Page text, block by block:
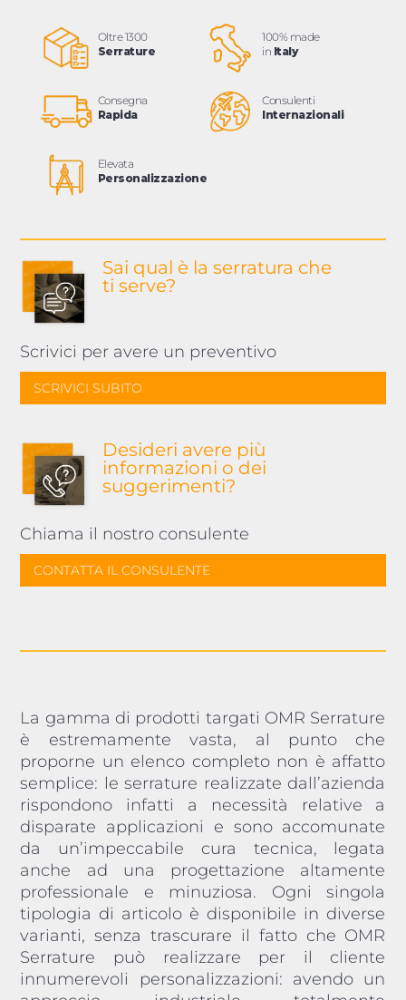
Oltre 1300
Serrature
100% made
in Italy
Consegna
Rapida
Consulenti
Internazionali
Elevata
Personalizzazione
Sai qual è la serratura che
ti serve?
Scrivici per avere un preventivo
SCRIVICI SUBITO
Desideri avere più
informazioni o dei
suggerimenti?
Chiama il nostro consulente
CONTATTA IL CONSULENTE
La gamma di prodotti targati OMR Serrature
è estremamente vasta, al punto che
proporne un elenco completo non è affatto
semplice: le serrature realizzate dall’azienda
rispondono infatti a necessità relative a
disparate applicazioni e sono accomunate
da un’impeccabile cura tecnica, legata
anche ad una progettazione altamente
professionale e minuziosa. Ogni singola
tipologia di articolo è disponibile in diverse
varianti, senza trascurare il fatto che OMR
Serrature può realizzare per il cliente
innumerevoli personalizzazioni: avendo un